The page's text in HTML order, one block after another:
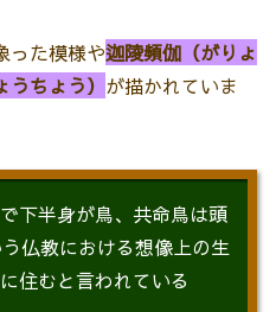
った模様や迦陵頻伽（がりょ
ちょう） が描かれていま
下半身が鳥、共命鳥は頭
仏教における想像上の生
住むと言われている